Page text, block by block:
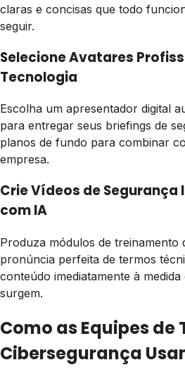
claras e concisas que todo
seguir.
Selecione Avatares
Tecnologia
Escolha um apresentador digital
para entregar seus briefings de
planos de fundo para combinar
empresa.
Crie Vídeos de
com IA
Produza módulos de treinamento
pronúncia perfeita de termos
conteúdo imediatamente à
surgem.
Como as Equipes de
Cibersegurança